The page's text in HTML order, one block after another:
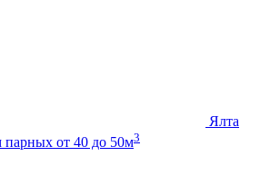
Ялта
парных от 40 до 50м3